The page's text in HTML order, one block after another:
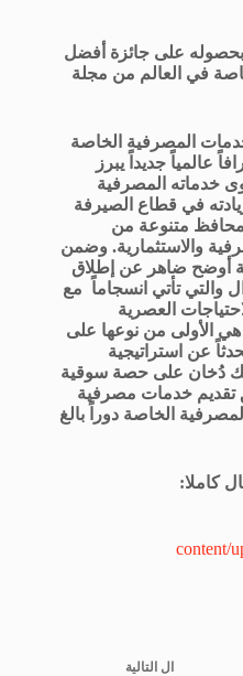
DUKHAN BANK بحصوله على جائزة أفضل
في العالم من مجلة
المصرفية الخاصة
عالمياً جديداً يبرز
خدماته المصرفية
في قطاع الصيرفة
محافظ متنوعة من
والاستثمارية. وضمن
أوضح ضاهر عن إطلاق
والتي تأتي انسجاماً مع
العصرية
الأولى من نوعها على
عن استراتيجية
دُخان على حصة سوقية
تقديم خدمات مصرفية
الخاصة دوراً بالغ
كاملا:
content/
ال التالية